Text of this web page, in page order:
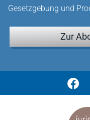
Gesetzgebung und
Zur